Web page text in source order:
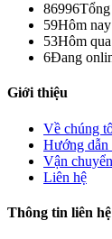
86996
59Hôm
53Hôm
6Đang
Giới thiệu
Về chúng
Hướng dẫn
Vận
Liên hệ
Thông tin liên hệ